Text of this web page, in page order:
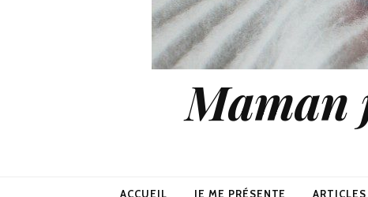
Maman
ACCUEIL JE ME PRÉSENTE ARTICLES